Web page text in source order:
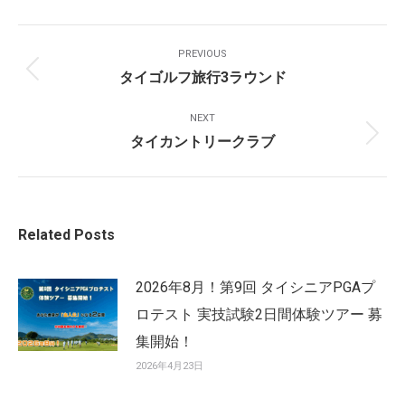
Navigation
PREVIOUS
Previous
タイゴルフ旅行3ラウンド
NEXT
Next
タイカントリークラブ
Related Posts
2026年8月！第9回 タイシニアPGAプ
ロテスト 実技試験2日間体験ツアー 募
集開始！
2026年4月23日